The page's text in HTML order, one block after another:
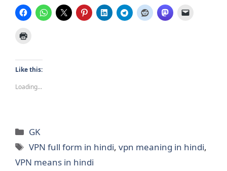
Like this:
Loading...
Categories
GK
Tags
VPN full form in hindi,vpn meaning in hindi,
VPN means in hindi